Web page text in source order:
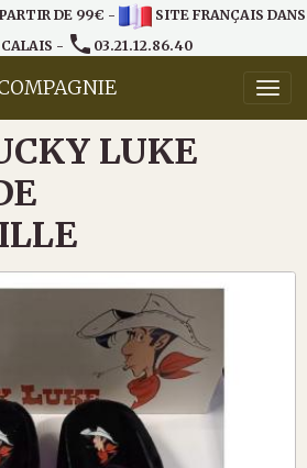
DE 99€ -
SITE FRANÇAIS DANS
CALAIS -
03.21.12.86.40
LUKE